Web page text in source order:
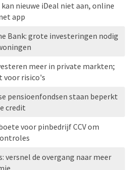
kan nieuwe iDeal niet aan, online
app
Bank: grote investeringen nodig
meer in private markten;
voor risico's
pensioenfondsen staan beperkt
credit
voor pinbedrijf CCV om
versnel de overgang naar meer